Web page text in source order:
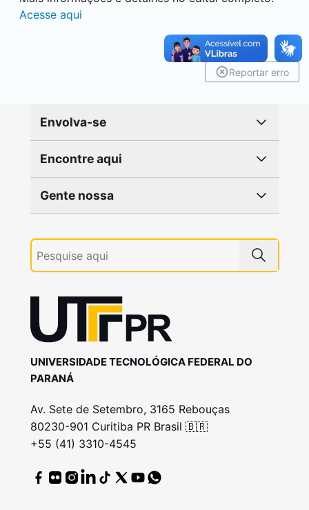
Acesse aqui
Reportar erro
Envolva-se
Encontre aqui
Gente nossa
UNIVERSIDADE TECNOLÓGICA FEDERAL DO
PARANÁ
Av. Sete de Setembro, 3165 Rebouças
80230-901 Curitiba PR Brasil 🇧🇷
+55 (41) 3310-4545